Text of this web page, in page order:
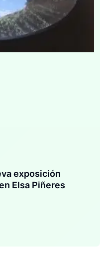
exposición
Elsa Piñeres